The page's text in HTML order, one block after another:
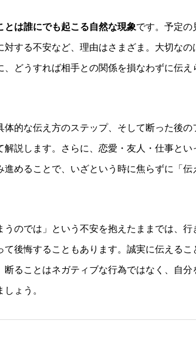
とは誰にでも起こる自然な現象です。予定の
する不安など、理由はさまざま。大切なの
、どうすれば相手との関係を損なわずに伝え
的な伝え方のステップ、そして断った後の
説します。さらに、恋愛・友人・仕事とい
めることで、いざという時に焦らずに「伝
うのでは」という不安を抱えたままでは、行
後悔することもあります。誠実に伝えるこ
ることはネガティブな行為ではなく、自分
ょう。